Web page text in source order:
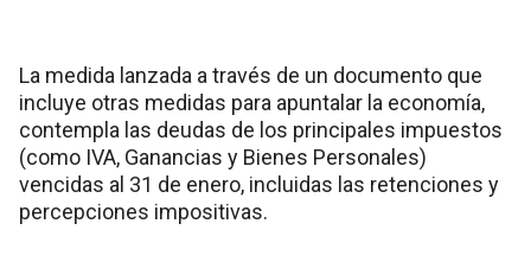
La medida lanzada a través de un documento que
incluye otras medidas para apuntalar la economía,
contempla las deudas de los principales impuestos
(como IVA, Ganancias y Bienes Personales)
vencidas al 31 de enero, incluidas las retenciones y
percepciones impositivas.